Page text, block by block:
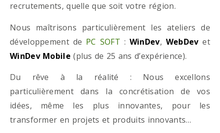
recrutements, quelle que soit votre région.
Nous maîtrisons particulièrement les ateliers de
développement de PC SOFT : WinDev, WebDev et
WinDev Mobile (plus de 25 ans d’expérience).
Du rêve à la réalité : Nous excellons
particulièrement dans la concrétisation de vos
idées, même les plus innovantes, pour les
transformer en projets et produits innovants…